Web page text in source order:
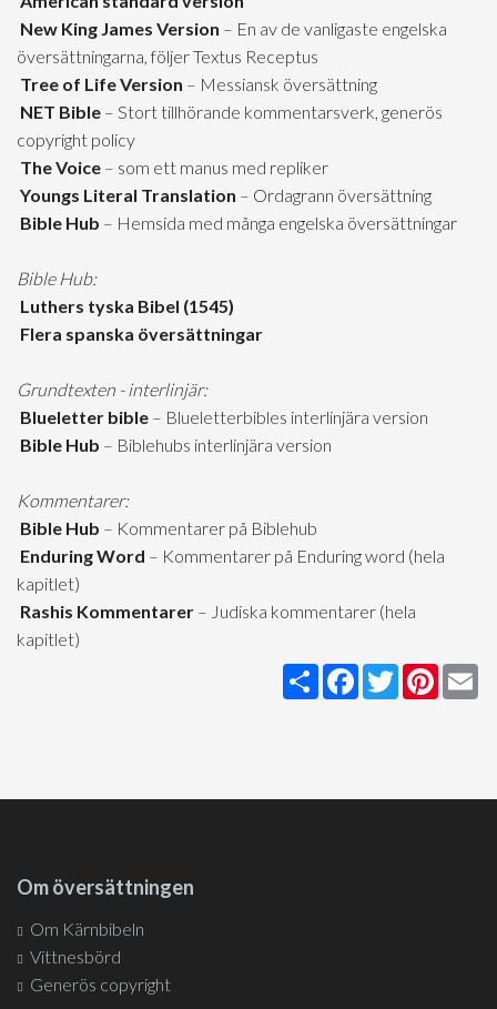
New King James Version – En av de vanligaste engelska
översättningarna, följer Textus Receptus
Tree of Life Version – Messiansk översättning
NET Bible – Stort tillhörande kommentarsverk, generös
copyright policy
The Voice – som ett manus med repliker
Youngs Literal Translation – Ordagrann översättning
Bible Hub – Hemsida med många engelska översättningar
Bible Hub:
Luthers tyska Bibel (1545)
Flera spanska översättningar
Grundtexten - interlinjär:
Blueletter bible – Blueletterbibles interlinjära version
Bible Hub – Biblehubs interlinjära version
Kommentarer:
Bible Hub – Kommentarer på Biblehub
Enduring Word – Kommentarer på Enduring word (hela
kapitlet)
Rashis Kommentarer – Judiska kommentarer (hela
kapitlet)
Share Facebook
Twitter
Om översättningen
Om Kärnbibeln
Vittnesbörd
Generös copyright